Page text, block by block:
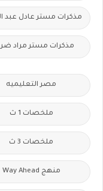
مذكرات مستر عادل عبد
مذكرات مستر مراد
مصر التعليميه
ملخصات 1 ث
ملخصات 3 ث
منهج Way Ahead